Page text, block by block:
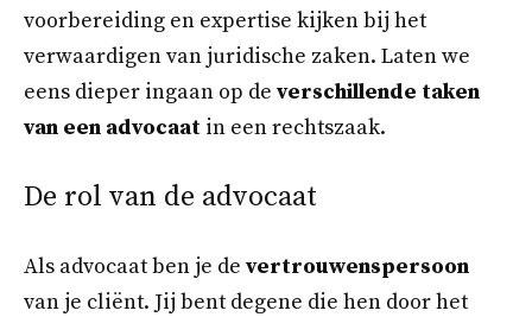
voorbereiding en expertise kijken bij het
verwaardigen van juridische zaken. Laten we
eens dieper ingaan op deverschillende taken
van een advocaat in een rechtszaak.
De rol van de advocaat
Als advocaat ben je devertrouwenspersoon
van je cliënt. Jij bent degene die hen door het